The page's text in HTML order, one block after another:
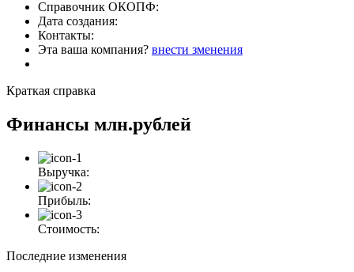
Справочник ОКОПФ:
Дата создания:
Контакты:
Эта ваша компания? внести зменения
Краткая справка
Финансы млн.рублей
Выручка:
Прибыль:
Стоимость:
Последние изменения